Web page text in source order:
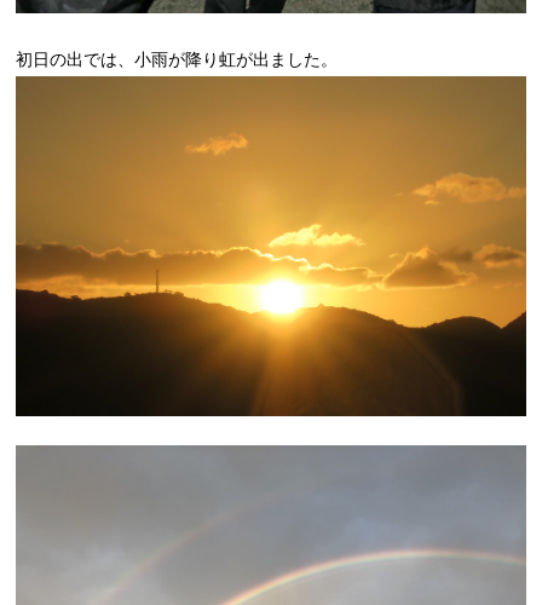
初日の出では、小雨が降り虹が出ました。